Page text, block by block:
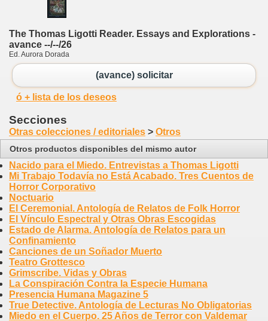
The Thomas Ligotti Reader. Essays and Explorations -
avance --/--/26
Ed. Aurora Dorada
(avance) solicitar
ó + lista de los deseos
Secciones
Otras colecciones / editoriales > Otros
Otros productos disponibles del mismo autor
Nacido para el Miedo. Entrevistas a Thomas Ligotti
Mi Trabajo Todavía no Está Acabado. Tres Cuentos de
Horror Corporativo
Noctuario
El Ceremonial. Antología de Relatos de Folk Horror
El Vínculo Espectral y Otras Obras Escogidas
Estado de Alarma. Antología de Relatos para un
Confinamiento
Canciones de un Soñador Muerto
Teatro Grottesco
Grimscribe. Vidas y Obras
La Conspiración Contra la Especie Humana
Presencia Humana Magazine 5
True Detective. Antología de Lecturas No Obligatorias
Miedo en el Cuerpo. 25 Años de Terror con Valdemar